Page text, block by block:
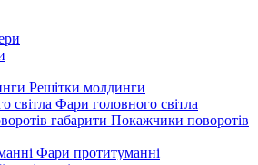
Решітки молдинги
Фари головного світла
Покажчики поворотів
Фари протитуманні